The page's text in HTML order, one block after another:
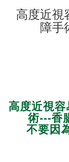
高度近視
障手
高度近視
術---香
不要因